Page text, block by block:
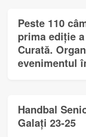
Peste 110
prima ediție
Curată.
evenimentul
Handbal
Galați 23-25